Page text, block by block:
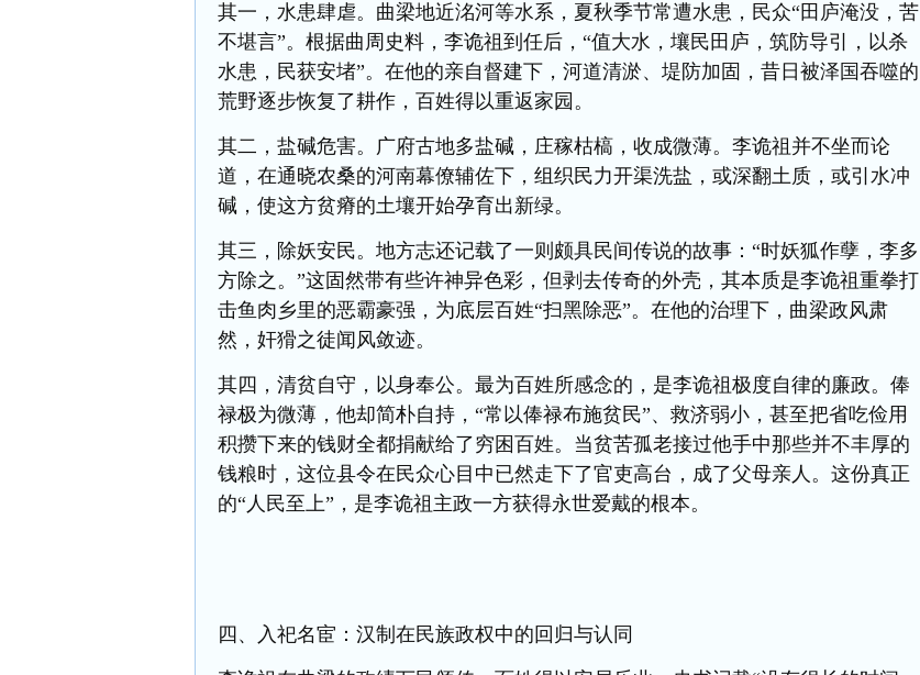
其一，水患肆虐。曲梁地近洺河等水系，夏秋季节常遭水患，民众“田庐淹没，苦
不堪言”。根据曲周史料，李诡祖到任后，“值大水，壤民田庐，筑防导引，以杀
水患，民获安堵”。在他的亲自督建下，河道清淤、堤防加固，昔日被泽国吞噬的
荒野逐步恢复了耕作，百姓得以重返家园。
其二，盐碱危害。广府古地多盐碱，庄稼枯槁，收成微薄。李诡祖并不坐而论
道，在通晓农桑的河南幕僚辅佐下，组织民力开渠洗盐，或深翻土质，或引水冲
碱，使这方贫瘠的土壤开始孕育出新绿。
其三，除妖安民。地方志还记载了一则颇具民间传说的故事：“时妖狐作孽，李多
方除之。”这固然带有些许神异色彩，但剥去传奇的外壳，其本质是李诡祖重拳打
击鱼肉乡里的恶霸豪强，为底层百姓“扫黑除恶”。在他的治理下，曲梁政风肃
然，奸猾之徒闻风敛迹。
其四，清贫自守，以身奉公。最为百姓所感念的，是李诡祖极度自律的廉政。俸
禄极为微薄，他却简朴自持，“常以俸禄布施贫民”、救济弱小，甚至把省吃俭用
积攒下来的钱财全都捐献给了穷困百姓。当贫苦孤老接过他手中那些并不丰厚的
钱粮时，这位县令在民众心目中已然走下了官吏高台，成了父母亲人。这份真正
的“人民至上”，是李诡祖主政一方获得永世爱戴的根本。
四、入祀名宦：汉制在民族政权中的回归与认同